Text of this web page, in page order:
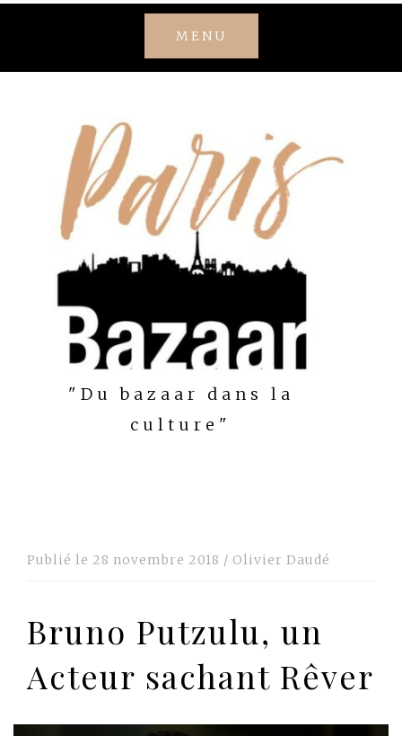
MENU
"Du bazaar dans la
culture"
Publié le 28 novembre 2018 / Olivier Daudé
Bruno Putzulu, un
Acteur sachant Rêver